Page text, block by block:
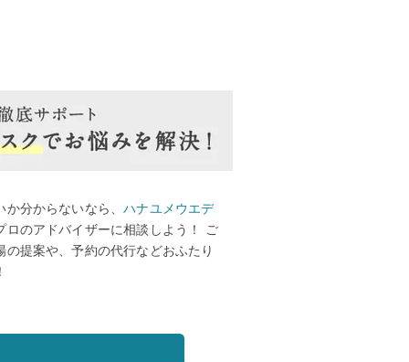
か分からないなら、ハナユメウエデ
ロのアドバイザーに相談しよう！ ご
の提案や、予約の代行などおふたり